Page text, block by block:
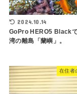
2024.10.14
GoPro HERO5 Black
湾の離島「蘭嶼」。
在住者